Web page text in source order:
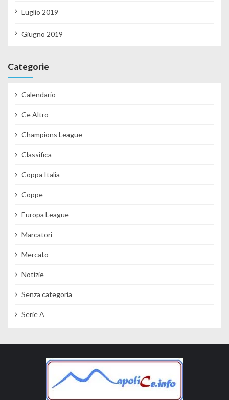
Luglio 2019
Giugno 2019
Categorie
Calendario
Ce Altro
Champions League
Classifica
Coppa Italia
Coppe
Europa League
Marcatori
Mercato
Notizie
Senza categoria
Serie A